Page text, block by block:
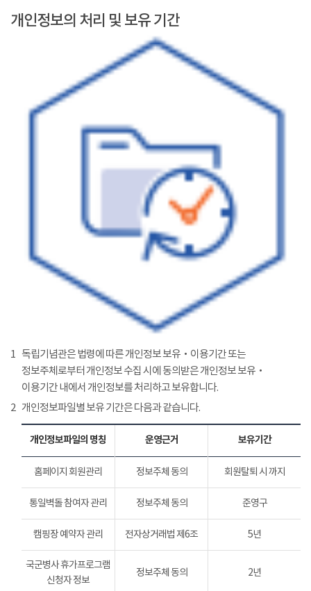
개인정보의 처리 및 보유 기간
1 독립기념관은 법령에 따른 개인정보 보유‧이용기간 또는
정보주체로부터 개인정보 수집 시에 동의받은 개인정보 보유‧
이용기간 내에서 개인정보를 처리하고 보유합니다.
2 개인정보파일별 보유 기간은 다음과 같습니다.
개인정보파일의 명칭 운영근거 보유기간
홈페이지 회원관리 정보주체 동의 회원탈퇴 시 까지
통일벽돌 참여자 관리 정보주체 동의 준영구
캠핑장 예약자 관리 전자상거래법 제6조 5년
국군병사 휴가프로그램
신청자 정보
정보주체 동의 2년